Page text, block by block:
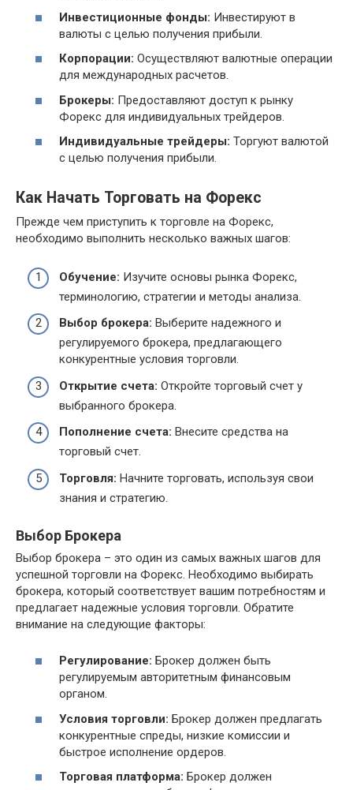
Инвестиционные фонды: Инвестируют в
валюты с целью получения прибыли.
Корпорации: Осуществляют валютные операции
для международных расчетов.
Брокеры: Предоставляют доступ к рынку
Форекс для индивидуальных трейдеров.
Индивидуальные трейдеры: Торгуют валютой
с целью получения прибыли.
Как Начать Торговать на Форекс
Прежде чем приступить к торговле на Форекс,
необходимо выполнить несколько важных шагов:
Обучение: Изучите основы рынка Форекс,
терминологию, стратегии и методы анализа.
Выбор брокера: Выберите надежного и
регулируемого брокера, предлагающего
конкурентные условия торговли.
Открытие счета: Откройте торговый счет у
выбранного брокера.
Пополнение счета: Внесите средства на
торговый счет.
Торговля: Начните торговать, используя свои
знания и стратегию.
Выбор Брокера
Выбор брокера – это один из самых важных шагов для
успешной торговли на Форекс. Необходимо выбирать
брокера, который соответствует вашим потребностям и
предлагает надежные условия торговли. Обратите
внимание на следующие факторы:
Регулирование: Брокер должен быть
регулируемым авторитетным финансовым
органом.
Условия торговли: Брокер должен предлагать
конкурентные спреды, низкие комиссии и
быстрое исполнение ордеров.
Торговая платформа: Брокер должен